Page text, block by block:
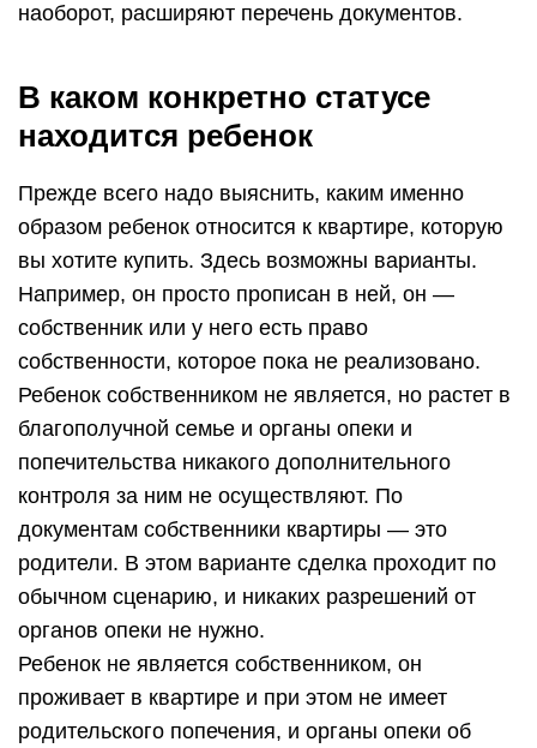
наоборот, расширяют перечень документов.
В каком конкретно статусе
находится ребенок
Прежде всего надо выяснить, каким именно
образом ребенок относится к квартире, которую
вы хотите купить. Здесь возможны варианты.
Например, он просто прописан в ней, он —
собственник или у него есть право
собственности, которое пока не реализовано.
Ребенок собственником не является, но растет в
благополучной семье и органы опеки и
попечительства никакого дополнительного
контроля за ним не осуществляют. По
документам собственники квартиры — это
родители. В этом варианте сделка проходит по
обычном сценарию, и никаких разрешений от
органов опеки не нужно.
Ребенок не является собственником, он
проживает в квартире и при этом не имеет
родительского попечения, и органы опеки об